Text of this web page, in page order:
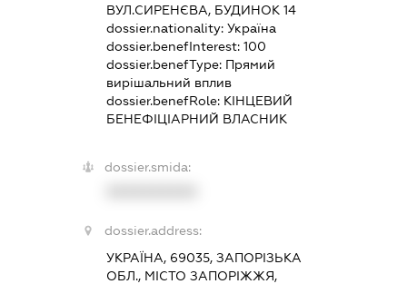
ВУЛ.СИРЕНЄВА, БУДИНОК 14
dossier.nationality: Україна
dossier.benefInterest: 100
dossier.benefType: Прямий
вирішальний вплив
dossier.benefRole: КІНЦЕВИЙ
БЕНЕФІЦІАРНИЙ ВЛАСНИК
dossier.smida:
dossier.address:
УКРАЇНА, 69035, ЗАПОРІЗЬКА
ОБЛ., МІСТО ЗАПОРІЖЖЯ,